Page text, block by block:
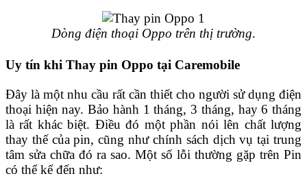
Dòng điện thoại Oppo trên thị trường.
Uy tín khi Thay pin Oppo tại Caremobile
Đây là một nhu cầu rất cần thiết cho người sử dụng điện
thoại hiện nay. Bảo hành 1 tháng, 3 tháng, hay 6 tháng
là rất khác biệt. Điều đó một phần nói lên chất lượng
thay thế của pin, cũng như chính sách dịch vụ tại trung
tâm sửa chữa đó ra sao. Một số lỗi thường gặp trên Pin
có thể kể đến như: